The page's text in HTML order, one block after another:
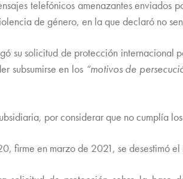
telefónicos amenazantes enviados
de género, en la que declaró no
su solicitud de protección internacional
subsumirse en los “motivos de
por considerar que no cumplía
firme en marzo de 2021, se desestimó